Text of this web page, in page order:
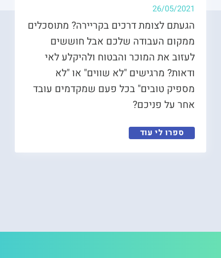
26/05/2021
הגעתם לצומת דרכים בקריירה? מתוסכלים
ממקום העבודה שלכם אבל חוששים
לעזוב את המוכר והבטוח ולהיקלע לאי
ודאות? מרגישים "לא שווים" או "לא
מספיק טובים" בכל פעם שמקדמים עובד
אחר על פניכם?
ספרו לי עוד